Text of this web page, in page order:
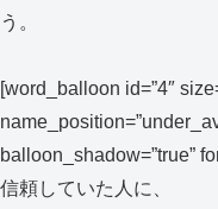
う。
[word_balloon id=”4″
balloon_shadow=”true”
信頼していた人に、